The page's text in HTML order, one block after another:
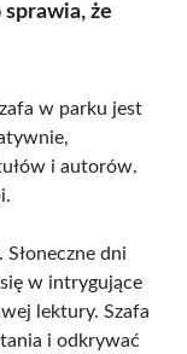
że
w parku jest
i autorów.
dni
w intrygujące
lektury. Szafa
i odkrywać